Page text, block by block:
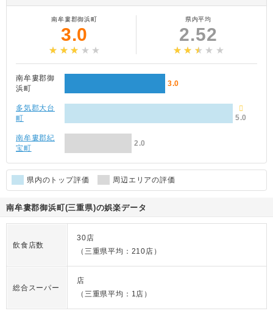
南牟婁郡御浜町
3.0
県内平均
2.52
南牟婁郡御
浜町
3.0
多気郡大台
町
5.0
南牟婁郡紀
宝町
2.0
県内のトップ評価 周辺エリアの評価
南牟婁郡御浜町(三重県)の娯楽データ
飲食店数
30店
（三重県平均：210店）
総合スーパー
店
（三重県平均：1店）